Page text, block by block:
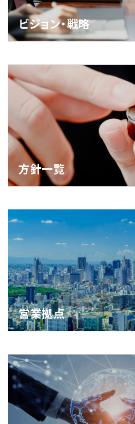
ビジョン・戦略
方針一覧
営業拠点